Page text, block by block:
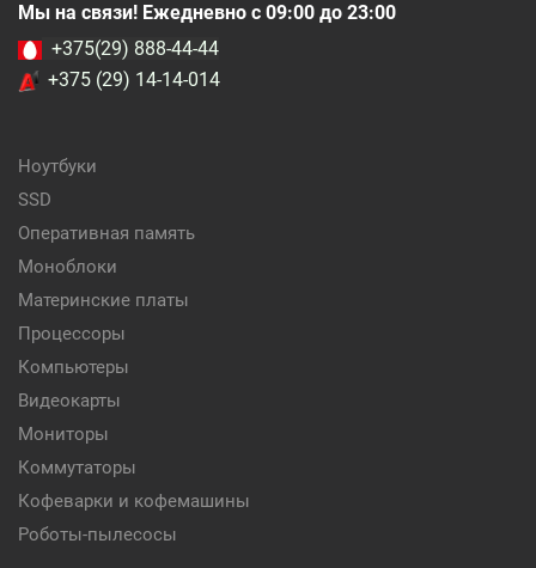
Мы на связи! Ежедневно с 09:00 до 23:00
+375(29) 888-44-44
+375 (29) 14-14-014
Ноутбуки
SSD
Оперативная память
Моноблоки
Материнские платы
Процессоры
Компьютеры
Видеокарты
Мониторы
Коммутаторы
Кофеварки и кофемашины
Роботы-пылесосы